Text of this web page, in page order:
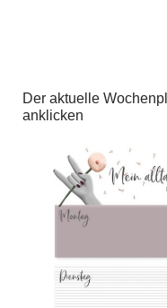
Der aktuelle
anklicken